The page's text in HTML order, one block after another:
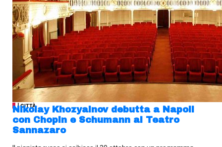
| CITTÀ
Nikolay Khozyainov debutta a Napoli
con Chopin e Schumann al Teatro
Sannazaro